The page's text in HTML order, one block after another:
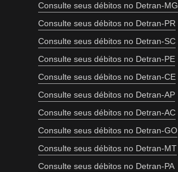
Consulte seus débitos no Detran-MG
Consulte seus débitos no Detran-PR
Consulte seus débitos no Detran-SC
Consulte seus débitos no Detran-PE
Consulte seus débitos no Detran-CE
Consulte seus débitos no Detran-AP
Consulte seus débitos no Detran-AC
Consulte seus débitos no Detran-GO
Consulte seus débitos no Detran-MT
Consulte seus débitos no Detran-PA